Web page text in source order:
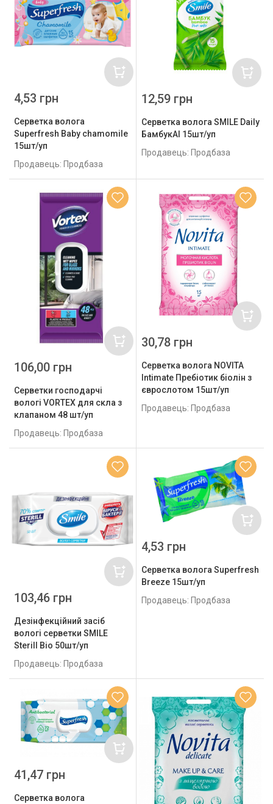
Серветка волога
Superfresh Baby chamomile
15шт/уп
Продавець: Продбаза
4,53 грн
Серветка волога SMILE Daily
БамбукAI 15шт/уп
Продавець: Продбаза
12,59 грн
Серветки господарчі
вологі VORTEX для скла з
клапаном 48 шт/уп
Продавець: Продбаза
106,00 грн
Серветка волога NOVITA
Intimate Пребіотик біолін з
єврослотом 15шт/уп
Продавець: Продбаза
30,78 грн
Дезінфекційний засіб
вологі серветки SMILE
Sterill Bio 50шт/уп
Продавець: Продбаза
103,46 грн
Серветка волога Superfresh
Breeze 15шт/уп
Продавець: Продбаза
4,53 грн
Серветка волога
41,47 грн